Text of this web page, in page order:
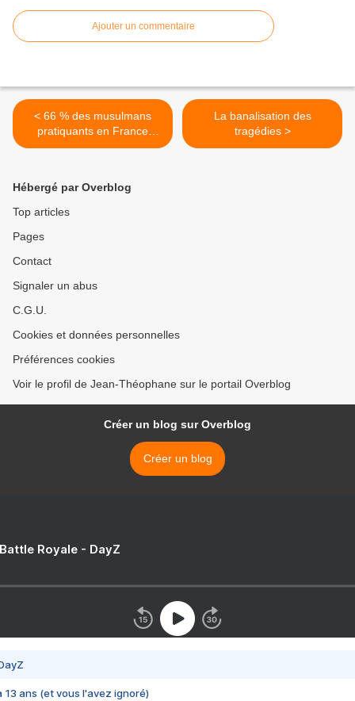
Ajouter un commentaire
< 66 % des musulmans
pratiquants en France
refusent de frapper l'état
La banalisation des
tragédies >
Hébergé par Overblog
Top articles
Pages
Contact
Signaler un abus
C.G.U.
Cookies et données personnelles
Préférences cookies
Voir le profil de Jean-Théophane sur le portail Overblog
Créer un blog sur Overblog
Créer un blog
Royale - DayZ
13 ans (et vous l'avez ignoré)